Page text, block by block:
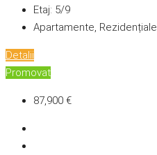
Etaj: 5/9
Apartamente, Rezidențiale
Detalii
Promovat
87,900 €